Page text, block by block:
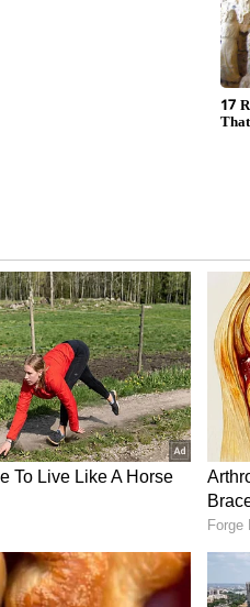
అంతేకాదు, మీ బేస్
మొత్తం 28 రోజులు